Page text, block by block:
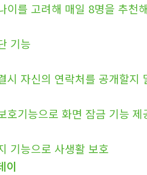
이를 고려해 매일 8명을 추천
기능
시 자신의 연락처를 공개할지
호기능으로 화면 잠금 기능 제
기능으로 사생활 보호
이